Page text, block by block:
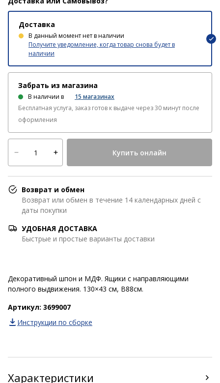
Доставка
В данный момент нет в наличии
Получите уведомление, когда товар снова будет в
наличии
Забрать из магазина
В наличии в 15 магазинах
Бесплатная услуга, заказ готов к выдаче через 30 минут после
оформления
Купить онлайн
Возврат и обмен
Возврат или обмен в течение 14 календарных дней с
даты покупки
УДОБНАЯ ДОСТАВКА
Быстрые и простые варианты доставки
Декоративный шпон и МДФ. Ящики с направляющими
полного выдвижения. 130×43 см, В88см.
Артикул: 3699007
Инструкции по сборке
Характеристики